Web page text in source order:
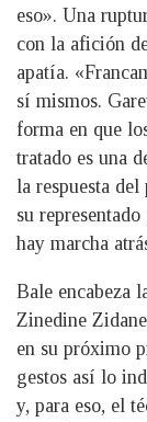
eso». Una
con la afición
apatía.
sí mismos.
forma en que
tratado es una
la respuesta
su
hay marcha
Bale encabeza
Zinedine
en su próximo
gestos así lo
y, para eso, el